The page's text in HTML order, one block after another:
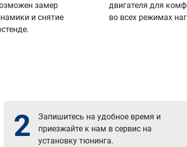
замер
и снятие
двигателя для
во всех режимах
2
Запишитесь на удобное время и
приезжайте к нам в сервис на
установку тюнинга.